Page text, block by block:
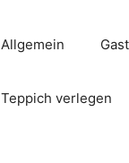
Allgemein
Teppich verlegen